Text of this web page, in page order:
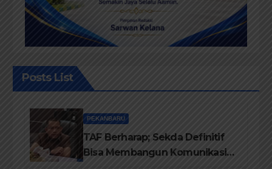
Posts List
PEKANBARU
TAF Berharap; Sekda Definitif
Bisa Membangun Komunikasi